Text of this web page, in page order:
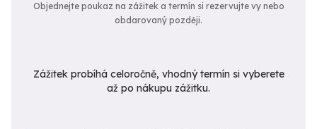
Objednejte poukaz na zážitek a termín si rezervujte vy nebo
obdarovaný později.
Zážitek probíhá celoročně, vhodný termín si vyberete
až po nákupu zážitku.